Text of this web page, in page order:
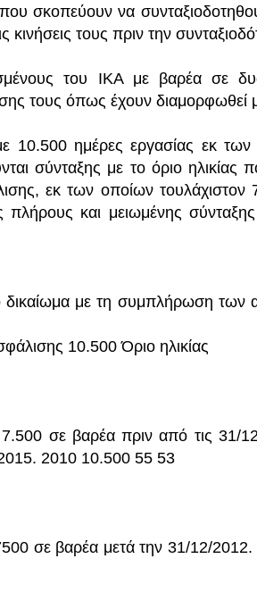
σκοπεύουν να
κινήσεις τους πριν την
του ΙΚΑ με βαρέα σε
τους όπως έχουν διαμορφωθεί
με 10.500 ημέρες εργασίας εκ
σύνταξης με το όριο ηλικίας
εκ των οποίων τουλάχιστον
πλήρους και μειωμένης
δικαίωμα με τη συμπλήρωση των
10.500 Όριο ηλικίας
σε βαρέα πριν από τις 31/
2010 10.500 55 53
σε βαρέα μετά την 31/12/2012.